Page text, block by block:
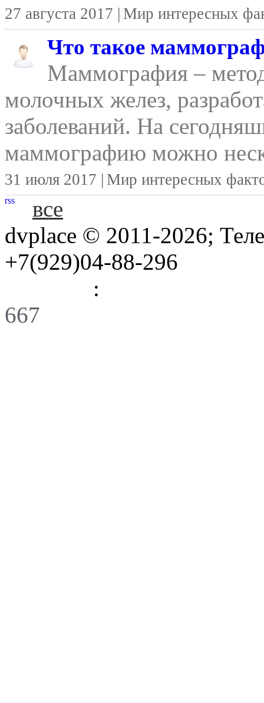
27 августа 2017 | Мир интересных
Что такое
Маммография –
молочных желез,
заболеваний. На
маммографию можно
31 июля 2017 | Мир интересных
rss
все
dvplace © 2011-2026;
+7(929)04-88-296
:
667